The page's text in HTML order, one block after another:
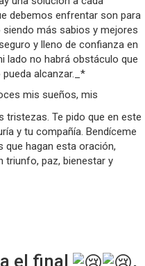
debemos enfrentar son para
más sabios y mejores
y lleno de confianza en
lado no habrá obstáculo que
alcanzar._*
mis sueños, mis
tristezas. Te pido que en este
y tu compañía. Bendíceme
que hagan esta oración,
triunfo, paz, bienestar y
el final ,